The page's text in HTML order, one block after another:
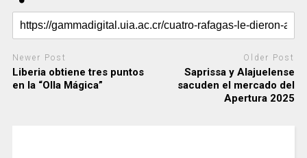
Newer Post
Liberia obtiene tres puntos
en la “Olla Mágica”
Older Post
Saprissa y Alajuelense
sacuden el mercado del
Apertura 2025